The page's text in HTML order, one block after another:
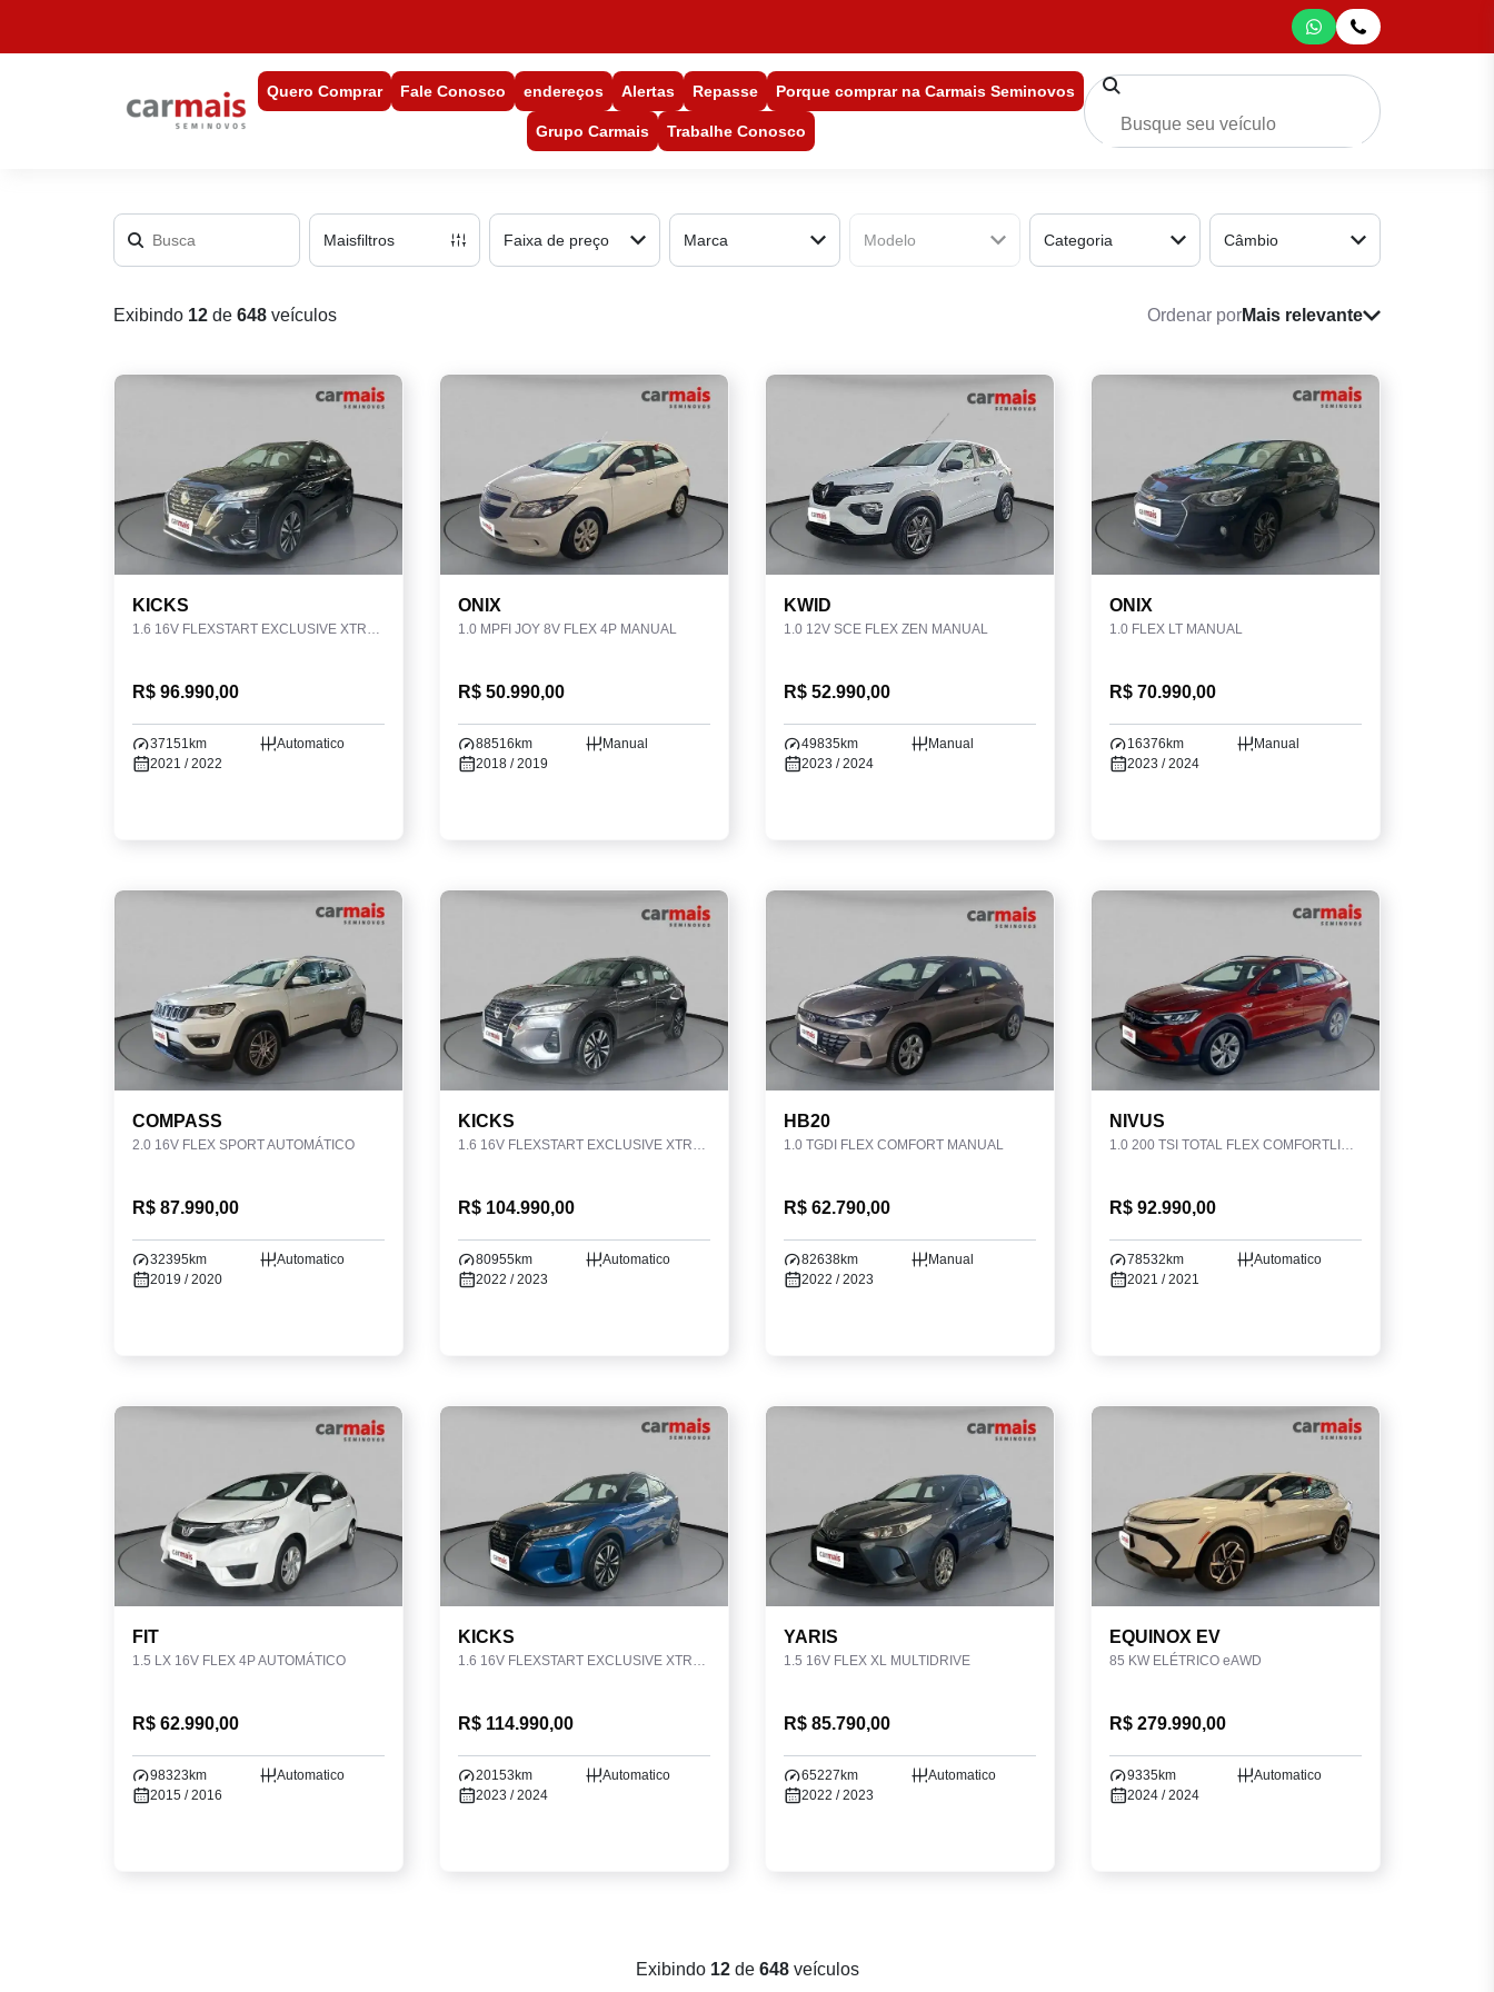
Quero Comprar Fale Conosco endereços Alertas Repasse Porque comprar na Carmais Seminovos
Grupo Carmais Trabalhe Conosco
Maisfiltros Faixa de preço Marca Modelo Categoria Câmbio
Exibindo 12 de 648 veículos Ordenar porMais relevante
KICKS
1.6 16V FLEXSTART EXCLUSIVE XTRONIC
R$ 96.990,00
37151km
Automatico
2021 / 2022
ONIX
1.0 MPFI JOY 8V FLEX 4P MANUAL
R$ 50.990,00
88516km
Manual
2018 / 2019
KWID
1.0 12V SCE FLEX ZEN MANUAL
R$ 52.990,00
49835km
Manual
2023 / 2024
ONIX
1.0 FLEX LT MANUAL
R$ 70.990,00
16376km
Manual
2023 / 2024
COMPASS
2.0 16V FLEX SPORT AUTOMÁTICO
R$ 87.990,00
32395km
Automatico
2019 / 2020
KICKS
1.6 16V FLEXSTART EXCLUSIVE XTRONIC
R$ 104.990,00
80955km
Automatico
2022 / 2023
HB20
1.0 TGDI FLEX COMFORT MANUAL
R$ 62.790,00
82638km
Manual
2022 / 2023
NIVUS
1.0 200 TSI TOTAL FLEX COMFORTLINE AUTOMÁTICO
R$ 92.990,00
78532km
Automatico
2021 / 2021
FIT
1.5 LX 16V FLEX 4P AUTOMÁTICO
R$ 62.990,00
98323km
Automatico
2015 / 2016
KICKS
1.6 16V FLEXSTART EXCLUSIVE XTRONIC
R$ 114.990,00
20153km
Automatico
2023 / 2024
YARIS
1.5 16V FLEX XL MULTIDRIVE
R$ 85.790,00
65227km
Automatico
2022 / 2023
EQUINOX EV
85 KW ELÉTRICO eAWD
R$ 279.990,00
9335km
Automatico
2024 / 2024
Exibindo 12de 648veículos